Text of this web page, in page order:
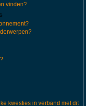
vinden?
kwesties in verband met dit